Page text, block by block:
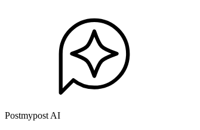
Postmypost AI